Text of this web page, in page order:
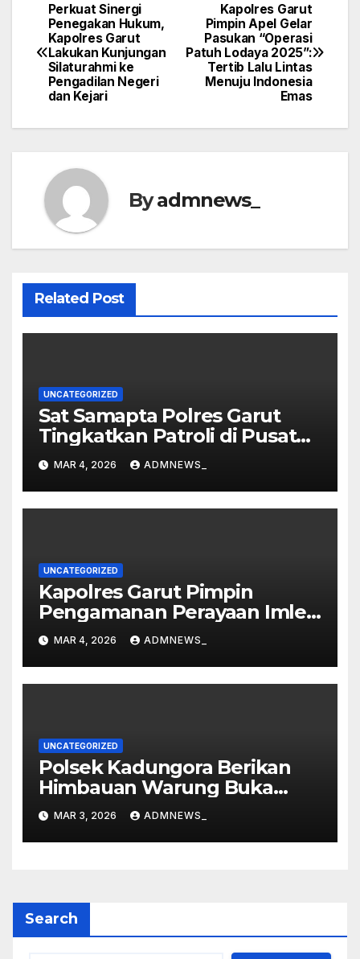
Post
navigation
Kapolres Garut
Pimpin Apel Gelar
Pasukan “Operasi
Patuh Lodaya 2025”:
Tertib Lalu Lintas
Menuju Indonesia
Emas
Perkuat Sinergi
Penegakan Hukum,
Kapolres Garut
Lakukan Kunjungan
Silaturahmi ke
Pengadilan Negeri
dan Kejari
Byadmnews_
Related Post
UNCATEGORIZED
Sat Samapta Polres Garut
Tingkatkan Patroli di Pusat
Perbelanjaan
MAR 4, 2026 ADMNEWS_
UNCATEGORIZED
Kapolres Garut Pimpin
Pengamanan Perayaan Imlek
dan Malam Cap Go Meh
2577/2026 di Vihara Dharma
Loka
MAR 4, 2026 ADMNEWS_
UNCATEGORIZED
Polsek Kadungora Berikan
Himbauan Warung Buka
Siang Hari
MAR 3, 2026 ADMNEWS_
Search